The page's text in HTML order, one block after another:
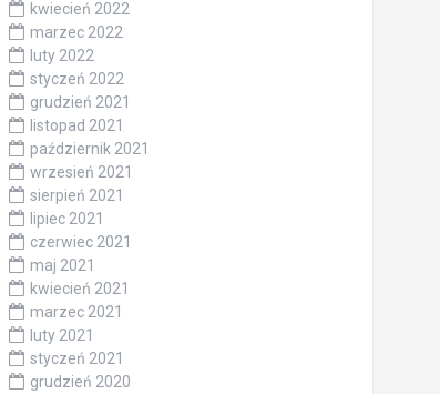
kwiecień 2022
marzec 2022
luty 2022
styczeń 2022
grudzień 2021
listopad 2021
październik 2021
wrzesień 2021
sierpień 2021
lipiec 2021
czerwiec 2021
maj 2021
kwiecień 2021
marzec 2021
luty 2021
styczeń 2021
grudzień 2020